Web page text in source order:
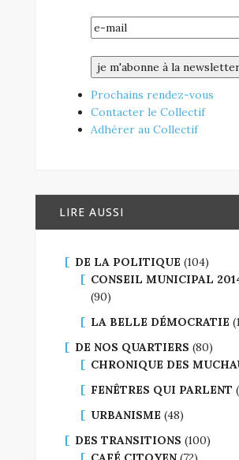
Prochains rendez-vous
Contacter le Collectif
Adhérer au Collectif
LIRE AUSSI
DE LA POLITIQUE (104)
CONSEIL MUNICIPAL
(90)
LA BELLE DÉMOCRATIE
DE NOS QUARTIERS (80)
CHRONIQUE DES
FENÊTRES QUI PARLENT
URBANISME (48)
DES TRANSITIONS (100)